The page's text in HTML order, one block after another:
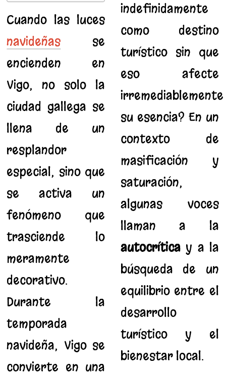
Cuando las luces
navideñas se
encienden en
Vigo, no solo la
ciudad gallega se
llena de un
resplandor
especial, sino que
se activa un
fenómeno que
trasciende lo
meramente
decorativo.
Durante la
temporada
navideña, Vigo se
convierte en una
indefinidamente
como destino
turístico sin que
eso afecte
irremediablemente
su esencia? En un
contexto de
masificación y
saturación,
algunas voces
llaman a la
autocríticay a la
búsqueda de un
equilibrio entre el
desarrollo
turístico y el
bienestar local.